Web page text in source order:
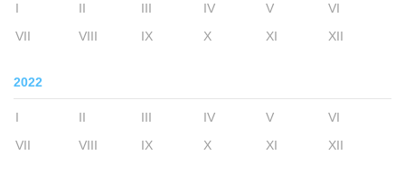
I II III IV V
VI
VII
VIII IX X XI XII
2022
I II III IV V
VI
VII
VIII IX X XI XII